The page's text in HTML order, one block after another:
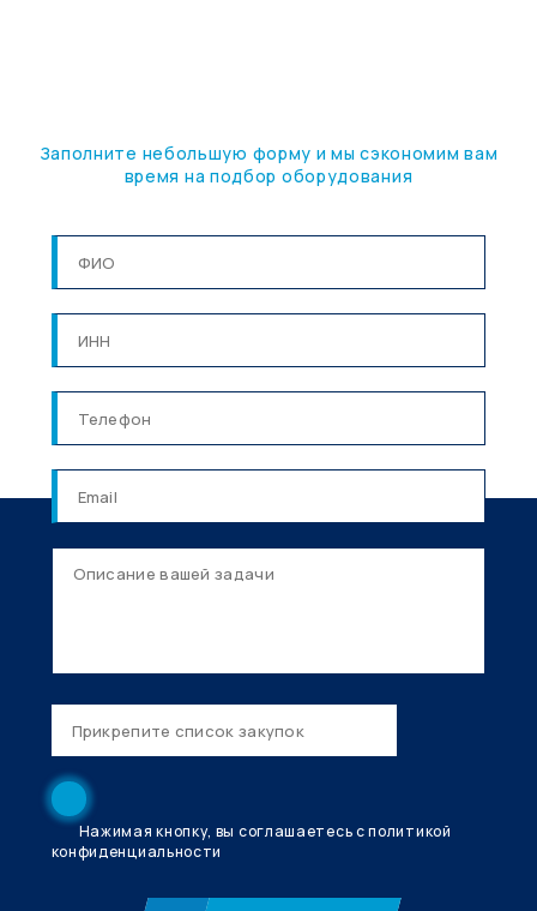
Заполните небольшую форму и мы сэкономим вам
время на подбор оборудования
Нажимая кнопку, вы соглашаетесь с политикой
конфиденциальности